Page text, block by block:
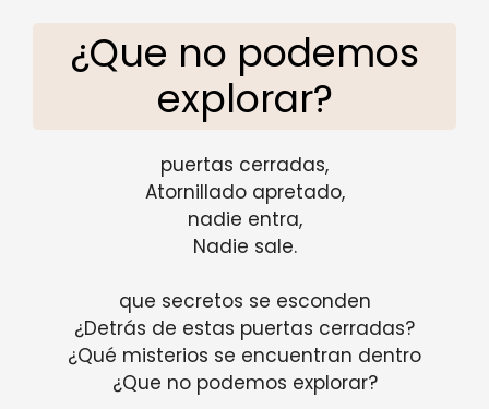
¿Que no podemos
explorar?
puertas cerradas,
Atornillado apretado,
nadie entra,
Nadie sale.
que secretos se esconden
¿Detrás de estas puertas cerradas?
¿Qué misterios se encuentran dentro
¿Que no podemos explorar?